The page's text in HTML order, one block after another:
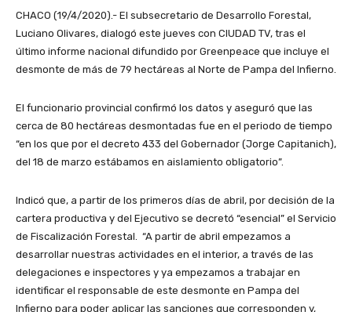
CHACO (19/4/2020).- El subsecretario de Desarrollo Forestal,
Luciano Olivares, dialogó este jueves con CIUDAD TV, tras el
último informe nacional difundido por Greenpeace que incluye el
desmonte de más de 79 hectáreas al Norte de Pampa del Infierno.
El funcionario provincial confirmó los datos y aseguró que las
cerca de 80 hectáreas desmontadas fue en el periodo de tiempo
“en los que por el decreto 433 del Gobernador (Jorge Capitanich),
del 18 de marzo estábamos en aislamiento obligatorio”.
Indicó que, a partir de los primeros días de abril, por decisión de la
cartera productiva y del Ejecutivo se decretó “esencial” el Servicio
de Fiscalización Forestal. “A partir de abril empezamos a
desarrollar nuestras actividades en el interior, a través de las
delegaciones e inspectores y ya empezamos a trabajar en
identificar el responsable de este desmonte en Pampa del
Infierno para poder aplicar las sanciones que corresponden y,